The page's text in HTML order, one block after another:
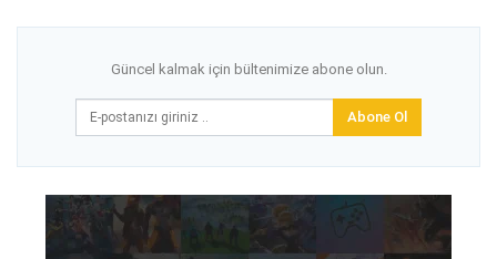
Güncel kalmak için bültenimize abone olun.
Abone Ol